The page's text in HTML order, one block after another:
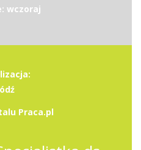
wczoraj
Praca.pl